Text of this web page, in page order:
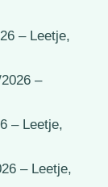
– Leetje,
–
– Leetje,
– Leetje,